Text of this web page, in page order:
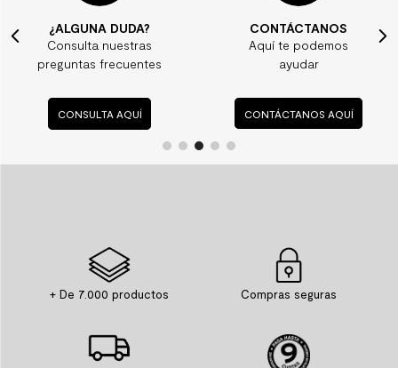
¿ALGUNA DUDA?
Consulta nuestras
preguntas frecuentes
CONSULTA AQUÍ
CONTÁCTANOS
Aquí te podemos
ayudar
CONTÁCTANOS AQUÍ
+ De 7.000 productos Compras seguras